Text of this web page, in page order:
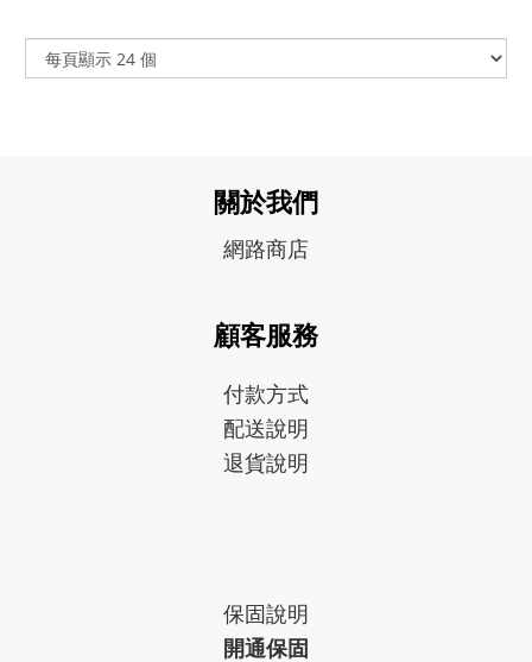
關於我們
網路商店
顧客服務
付款方式
配送說明
退貨說明
保固說明
開通保固